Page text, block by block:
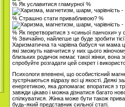
% Як уславитися гламурної %
% Страшно стати привабливою? %
% Як перетворитися з «синьої панчохи»
% Звичайно, найлегше це буде зробити
Харизматична та чарівна бабуся чи мама
які зможуть навчитися у них цього
близьких родичок немає такої жінки, вона
спробуйте розгадати цей секрет і
Психологи впевнені, що особистісний
зустрічаються відразу всі ці якості.
енергетикою, яка допомагає впоратися з
завжди цікаво і можна дізнатися багато
спілкуватися. Жінка може бути також
будь-який представник сильної статі.